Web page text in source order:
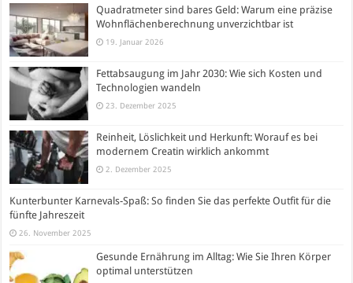
Quadratmeter sind bares Geld: Warum eine präzise
Wohnflächenberechnung unverzichtbar ist
19. Januar 2026
Fettabsaugung im Jahr 2030: Wie sich Kosten und
Technologien wandeln
23. Dezember 2025
Reinheit, Löslichkeit und Herkunft: Worauf es bei
modernem Creatin wirklich ankommt
2. Dezember 2025
Kunterbunter Karnevals-Spaß: So finden Sie das perfekte Outfit für die
fünfte Jahreszeit
26. November 2025
Gesunde Ernährung im Alltag: Wie Sie Ihren Körper
optimal unterstützen